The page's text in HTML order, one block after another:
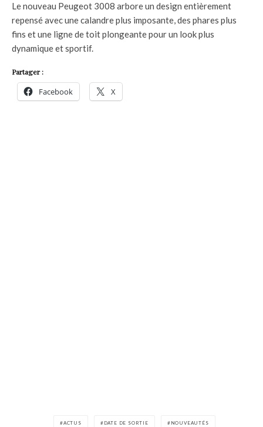
Le nouveau Peugeot 3008 arbore un design entièrement
repensé avec une calandre plus imposante, des phares plus
fins et une ligne de toit plongeante pour un look plus
dynamique et sportif.
Partager :
Facebook X
ACTUS DATE DE SORTIE NOUVEAUTÉS